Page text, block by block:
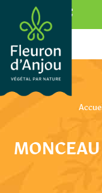
Aller au texte
Aller au menu